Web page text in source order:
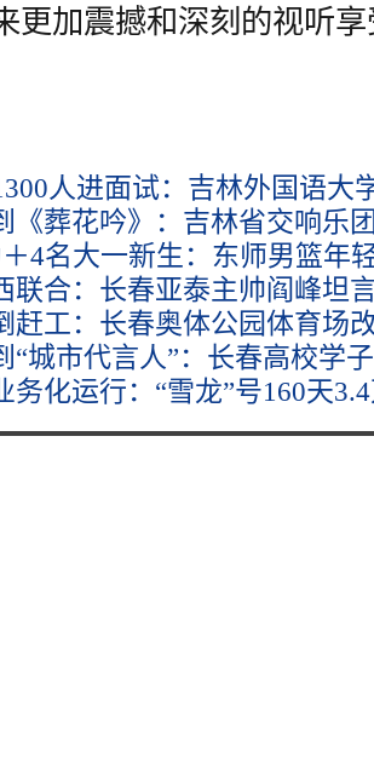
更加震撼和深刻的视听
人进面试：吉林外国语大
《葬花吟》：吉林省交响乐
4名大一新生：东师男篮年
联合：长春亚泰主帅阎峰坦
赶工：长春奥体公园体育场
“城市代言人”：长春高校学
务化运行：“雪龙”号160天